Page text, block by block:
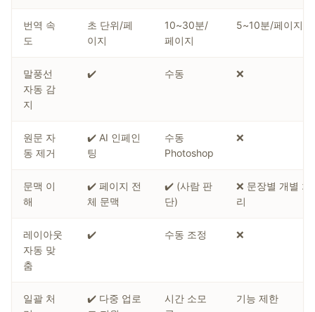
번역 속
도
초 단위/페
이지
10~30분/
페이지
5~10분/페이지
말풍선
자동 감
지
✔️ 수동 ❌
원문 자
동 제거
✔️ AI 인페인
팅
수동
Photoshop
❌
문맥 이
해
✔️ 페이지 전
체 문맥
✔️ (사람 판
단)
❌ 문장별 개별 처
리
레이아웃
자동 맞
춤
✔️ 수동 조정 ❌
일괄 처
✔️ 다중 업로
시간 소모
기능 제한